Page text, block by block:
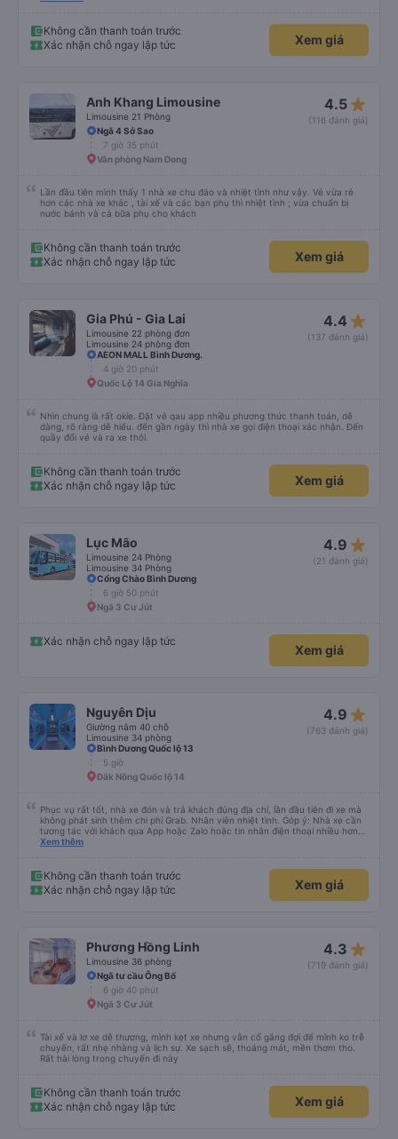
Không cần thanh toán trước
Xác nhận chỗ ngay lập tức
Xem giá
Anh Khang Limousine
Limousine 21 Phòng
4.5 star_rate
(116 đánh giá)
Ngã 4 Sở Sao
7 giờ 35 phút
Văn phòng Nam Dong
Lần đầu tiên mình thấy 1 nhà xe chu đáo và nhiệt tình như vậy. Vé vừa rẻ
hơn các nhà xe khác , tài xế và các bạn phụ thì nhiệt tình ; vừa chuẩn bị
nước bánh và cả bữa phụ cho khách
Không cần thanh toán trước
Xác nhận chỗ ngay lập tức
Xem giá
Gia Phú - Gia Lai
Limousine 22 phòng đơn
Limousine 24 phòng đơn
4.4 star_rate
(137 đánh giá)
AEON MALL Bình Dương.
4 giờ 20 phút
Quốc Lộ 14 Gia Nghĩa
Nhìn chung là rất okie. Đặt vé qau app nhiều phương thức thanh toán, dễ
dàng, rõ ràng dễ hiểu. đến gần ngày thì nhà xe gọi điện thoại xác nhận. Đến
quầy đổi vé và ra xe thôi.
Không cần thanh toán trước
Xác nhận chỗ ngay lập tức
Xem giá
Lục Mão
Limousine 24 Phòng
Limousine 34 Phòng
4.9 star_rate
(21 đánh giá)
Cổng Chào Bình Dương
6 giờ 50 phút
Ngã 3 Cư Jút
Xác nhận chỗ ngay lập tức
Xem giá
Nguyên Dịu
Giường nằm 40 chỗ
Limousine 34 phòng
4.9 star_rate
(763 đánh giá)
Bình Dương Quốc lộ 13
5 giờ
Đắk Nông Quốc lộ 14
Phục vụ rất tốt, nhà xe đón và trả khách đúng địa chỉ, lần đầu tiên đi xe mà
không phát sinh thêm chi phí Grab. Nhân viên nhiệt tình. Góp ý: Nhà xe cần
tương tác với khách qua App hoặc Zalo hoặc tin nhắn điện thoại nhiều hơn
nữa để hành khách yên tâm đặc biệt là khách đặt vé qua App. Chân thành
Xem thêm
Không cần thanh toán trước
Xác nhận chỗ ngay lập tức
Xem giá
Phương Hồng Linh
Limousine 36 phòng
4.3 star_rate
(719 đánh giá)
Ngã tư cầu Ông Bố
6 giờ 40 phút
Ngã 3 Cư Jút
Tài xế và lơ xe dễ thương, mình kẹt xe nhưng vẫn cố gắng đợi để mình ko trễ
chuyến, rất nhẹ nhàng và lịch sự. Xe sạch sẽ, thoáng mát, mền thơm tho.
Rất hài lòng trong chuyến đi này
Không cần thanh toán trước
Xác nhận chỗ ngay lập tức
Xem giá